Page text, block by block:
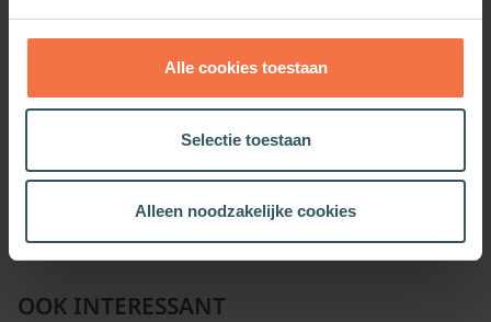
Alle cookies toestaan
Selectie toestaan
Alleen noodzakelijke cookies
Meer informatie Meer informatie
OOK INTERESSANT